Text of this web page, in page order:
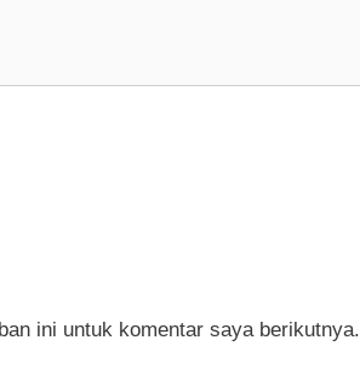
ini untuk komentar saya berikutnya.